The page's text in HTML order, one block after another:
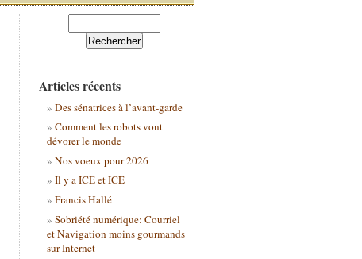
Articles récents
Des sénatrices à l’avant-garde
Comment les robots vont
dévorer le monde
Nos voeux pour 2026
Il y a ICE et ICE
Francis Hallé
Sobriété numérique: Courriel
et Navigation moins gourmands
sur Internet